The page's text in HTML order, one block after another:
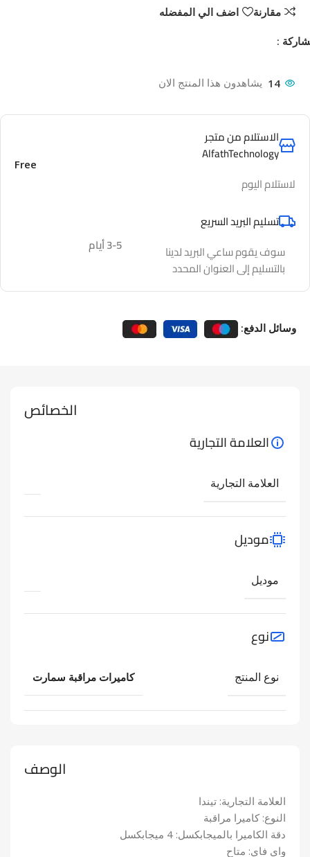
مقارنة اضف الي المفضله
:
14 يشاهدون هذا المنتج الان
الاستلام من متجر
AlfathTechnology
لاستلام اليوم
Free
تسليم البريد السريع
سوف يقوم ساعي البريد لدينا
بالتسليم إلى العنوان المحدد
3-5 أيام
وسائل الدفع:
الوصف
العلامة التجارية: تيندا
النوع: كاميرا مراقبة
دقة الكاميرا بالميجابكسل: 4 ميجابكسل
واي فاي: متاح
الخصائص
العلامة التجارية
العلامة التجارية
موديل
موديل
نوع
نوع المنتج كاميرات مراقبة سمارت